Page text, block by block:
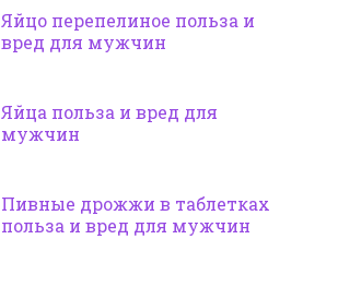
Яйцо перепелиное польза и
вред для мужчин
Яйца польза и вред для
мужчин
Пивные дрожжи в таблетках
польза и вред для мужчин